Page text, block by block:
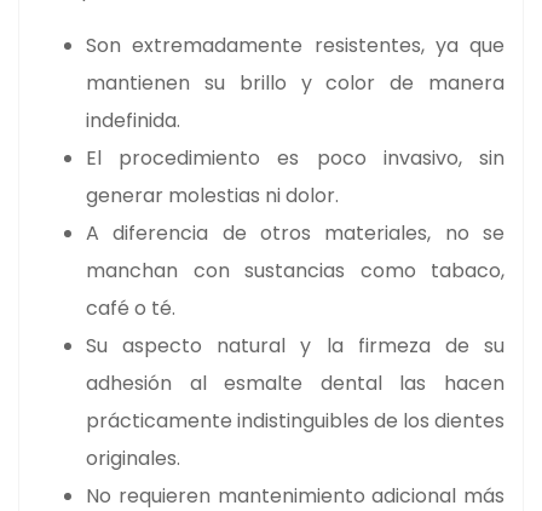
Son extremadamente resistentes, ya que
mantienen su brillo y color de manera
indefinida.
El procedimiento es poco invasivo, sin
generar molestias ni dolor.
A diferencia de otros materiales, no se
manchan con sustancias como tabaco,
café o té.
Su aspecto natural y la firmeza de su
adhesión al esmalte dental las hacen
prácticamente indistinguibles de los dientes
originales.
No requieren mantenimiento adicional más